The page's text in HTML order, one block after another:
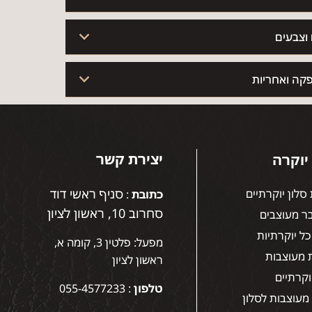
ואחריות
יוקרתיים
מעוצבים
יוקרתיות
מעוצבות
מעוצבות לסלון
יצירת קשר
כתובת : סניף ראשי דוד
סחרוב 10, ראשון לציון
מפעל: פלטין 3, קומה א,
ראשון לציון
טלפון :
055-4577233